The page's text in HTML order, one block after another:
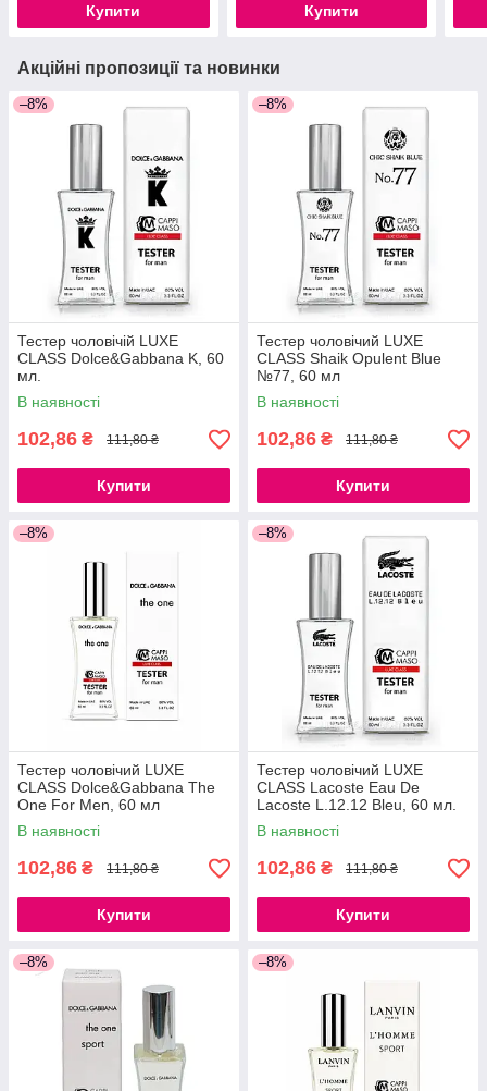
Купити Купити
Акційні пропозиції та новинки
–8%
Тестер чоловічій LUXE
CLASS Dolce&Gabbana K, 60
мл.
В наявності
102,86 ₴ 111,80 ₴
Купити
–8%
Тестер чоловічий LUXE
CLASS Shaik Opulent Blue
№77, 60 мл
В наявності
102,86 ₴ 111,80 ₴
Купити
–8%
Тестер чоловічий LUXE
CLASS Dolce&Gabbana The
One For Men, 60 мл
В наявності
102,86 ₴ 111,80 ₴
Купити
–8%
Тестер чоловічий LUXE
CLASS Lacoste Eau De
Lacoste L.12.12 Bleu, 60 мл.
В наявності
102,86 ₴ 111,80 ₴
Купити
–8% –8%